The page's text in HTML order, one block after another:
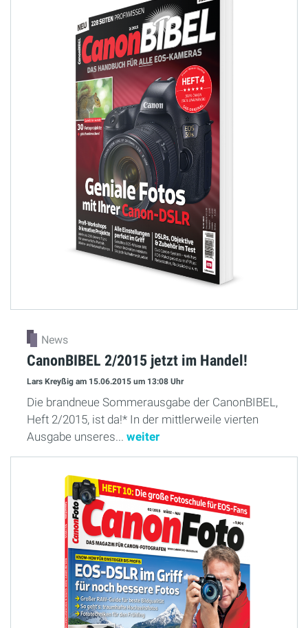
News
CanonBIBEL 2/2015 jetzt im Handel!
Lars Kreyßig am 15.06.2015 um 13:08 Uhr
Die brandneue Sommerausgabe der CanonBIBEL,
Heft 2/2015, ist da!* In der mittlerweile vierten
Ausgabe unseres... weiter